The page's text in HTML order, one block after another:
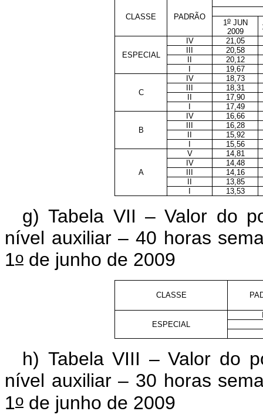
CLASSE PADRÃO
1oJUN
2009
ESPECIAL
IV
21,05
20,58
20,12
19,67
C
IV
18,73
18,31
17,90
17,49
B
IV
16,66
16,28
15,92
15,56
A
V
14,81
IV
14,48
14,16
13,85
13,53
g) Tabela VII – Valor do
nível auxiliar – 40 horas
1o de junho de 2009
CLASSE
ESPECIAL
h) Tabela VIII – Valor do
nível auxiliar – 30 horas
1o de junho de 2009